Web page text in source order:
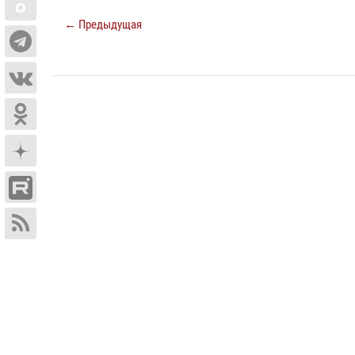
← Предыдущая